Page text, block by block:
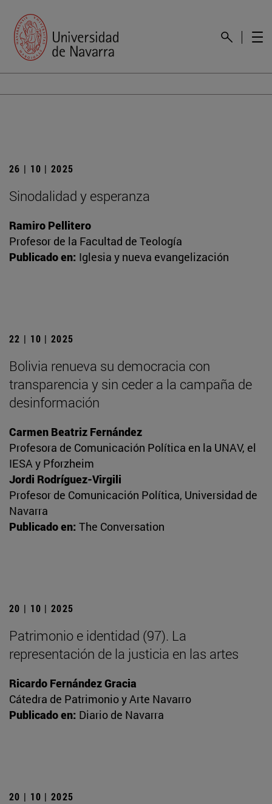
26 | 10 | 2025
Sinodalidad y esperanza
Ramiro Pellitero
Profesor de la Facultad de Teología
Publicado en: Iglesia y nueva evangelización
22 | 10 | 2025
Bolivia renueva su democracia con
transparencia y sin ceder a la campaña de
desinformación
Carmen Beatriz Fernández
Profesora de Comunicación Política en la UNAV, el
IESA y Pforzheim
Jordi Rodríguez-Virgili
Profesor de Comunicación Política, Universidad de
Navarra
Publicado en: The Conversation
20 | 10 | 2025
Patrimonio e identidad (97). La
representación de la justicia en las artes
Ricardo Fernández Gracia
Cátedra de Patrimonio y Arte Navarro
Publicado en: Diario de Navarra
20 | 10 | 2025